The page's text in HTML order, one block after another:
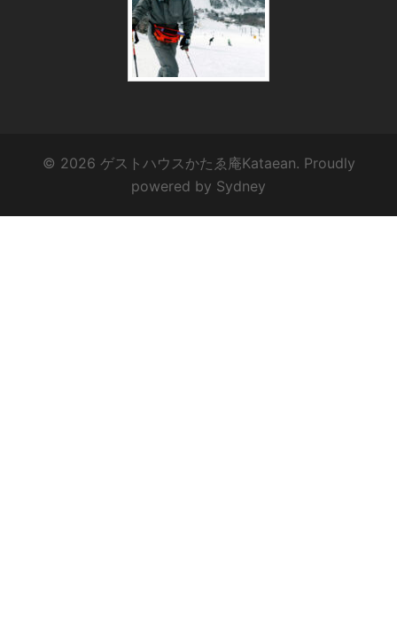
© 2026 ゲストハウスかたゑ庵Kataean. Proudly
powered by Sydney